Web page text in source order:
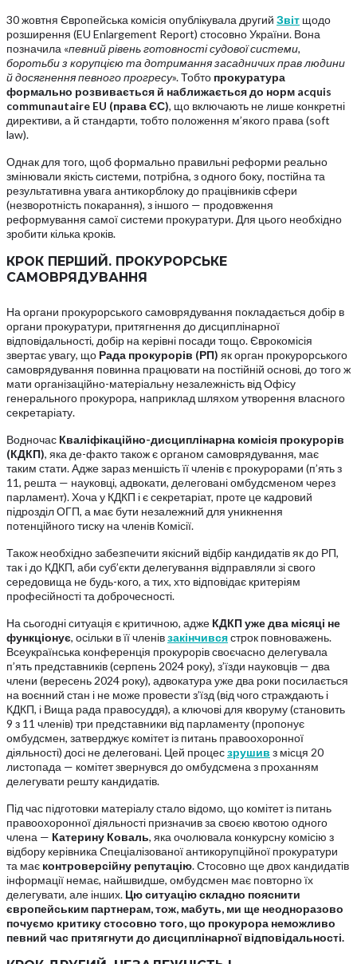
30 жовтня Європейська комісія опублікувала другий Звіт щодо
розширення (EU Enlargement Report) стосовно України. Вона
позначила «певнийрівеньготовностісудовоїсистеми,
боротьбиз корупцією та дотриманнязасадничихправлюдини
йдосягненняпевногопрогресу». Тобто прокуратура
формально розвивається й наближаєтьсядо норм acquis
communautaire EU (праваЄС), що включають не лише конкретні
директиви, а й стандарти, тобто положення м’якого права (soft
law).
Однак для того, щоб формально правильні реформи реально
змінювали якість системи, потрібна, з одного боку, постійна та
результативна увага антикорблоку до працівників сфери
(незворотність покарання), з іншого — продовження
реформування самої системи прокуратури. Для цього необхідно
зробити кілька кроків.
КРОК ПЕРШИЙ. ПРОКУРОРСЬКЕ
САМОВРЯДУВАННЯ
На органи прокурорського самоврядування покладається добір в
органи прокуратури, притягнення до дисциплінарної
відповідальності, добір на керівні посади тощо. Єврокомісія
звертає увагу, що Рада прокурорів (РП) як орган прокурорського
самоврядування повинна працювати на постійній основі, до того ж
мати організаційно-матеріальну незалежність від Офісу
генерального прокурора, наприклад шляхом утворення власного
секретаріату.
Водночас Кваліфікаційно-дисциплінарна комісія прокурорів
(КДКП), яка де-факто також є органом самоврядування, має
таким стати. Адже зараз меншість її членів є прокурорами (п’ять з
11, решта — науковці, адвокати, делеговані омбудсменом через
парламент). Хоча у КДКП і є секретаріат, проте це кадровий
підрозділ ОГП, а має бути незалежний для уникнення
потенційного тиску на членів Комісії.
Також необхідно забезпечити якісний відбір кандидатів як до РП,
так і до КДКП, аби суб’єкти делегування відправляли зі свого
середовища не будь-кого, а тих, хто відповідає критеріям
професійності та доброчесності.
На сьогодні ситуація є критичною, адже КДКПужедва місяці не
функціонує, осільки в її членівзакінчивсястрок повноважень.
Всеукраїнська конференція прокурорів своєчасно делегувала
п’ять представників (серпень 2024 року), з’їзди науковців — два
члени (вересень 2024 року), адвокатура уже два роки посилається
на воєнний стан і не може провести з’їзд (від чого страждають і
КДКП, і Вища рада правосуддя), а ключові для кворуму (становить
9 з 11 членів) три представники від парламенту (пропонує
омбудсмен, затверджує комітет із питань правоохоронної
діяльності) досі не делеговані. Цей процесзрушив з місця 20
листопада — комітет звернувся до омбудсмена з проханням
делегувати решту кандидатів.
Під час підготовки матеріалу стало відомо, що комітет із питань
правоохоронної діяльності призначив за своєю квотою одного
члена — Катерину Коваль, яка очолювала конкурсну комісію з
відбору керівника Спеціалізованої антикорупційної прокуратури
та має контроверсійну репутацію. Стосовно ще двох кандидатів
інформації немає, найшвидше, омбудсмен має повторно їх
делегувати, але інших. Цюситуаціюскладно пояснити
європейським партнерам,тож, мабуть, ми ще неодноразово
почуємо критикустосовно того, що прокурора неможливо
певний час притягнути до дисциплінарної відповідальності.